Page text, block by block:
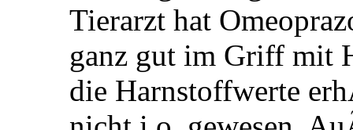
Tierarzt hat
ganz gut im Griff mit
die Harnstoffwerte